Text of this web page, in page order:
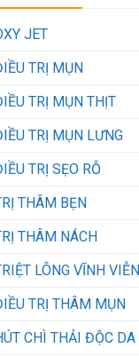
JET
TRỊ MỤN
TRỊ MỤN THỊT
TRỊ MỤN LƯNG
TRỊ SẸO RỖ
THÂM BẸN
THÂM NÁCH
LÔNG VĨNH VIỄN
TRỊ THÂM MỤN
CHÌ THẢI ĐỘC DA